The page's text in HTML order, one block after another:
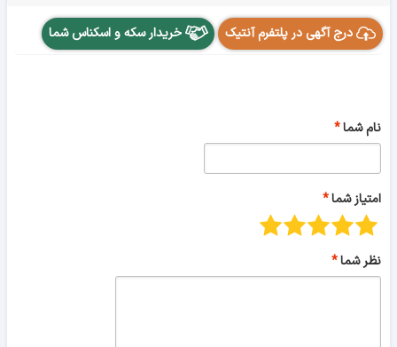
درج آگهی در پلتفرم آنتیک خریدار سکه و اسکناس شما
نام شما
امتیاز شما
نظر شما